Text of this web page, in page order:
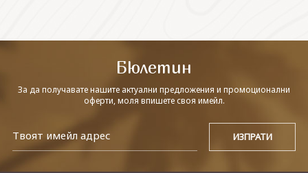
Бюлетин
За да получавате нашите актуални предложения и промоционални
оферти, моля впишете своя имейл.